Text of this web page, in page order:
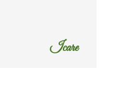
Icare